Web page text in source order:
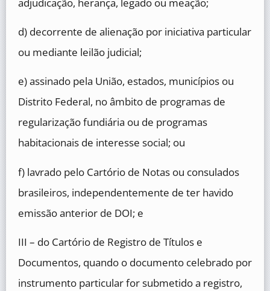
d) decorrente de alienação por iniciativa particular
ou mediante leilão judicial;
e) assinado pela União, estados, municípios ou
Distrito Federal, no âmbito de programas de
regularização fundiária ou de programas
habitacionais de interesse social; ou
f) lavrado pelo Cartório de Notas ou consulados
brasileiros, independentemente de ter havido
emissão anterior de DOI; e
III – do Cartório de Registro de Títulos e
Documentos, quando o documento celebrado por
instrumento particular for submetido a registro,